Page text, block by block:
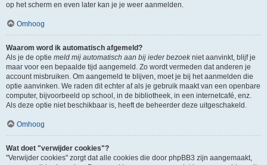
op het scherm en even later kan je je weer aanmelden.
Omhoog
Waarom word ik automatisch afgemeld?
Als je de optie meld mij automatisch aan bij ieder bezoekniet aanvinkt, blijf je
maar voor een bepaalde tijd aangemeld. Zo wordt vermeden dat anderen je
account misbruiken. Om aangemeld te blijven, moet je bij het aanmelden die
optie aanvinken. We raden dit echter af als je gebruik maakt van een openbare
computer, bijvoorbeeld op school, in de bibliotheek, in een internetcafé, enz.
Als deze optie niet beschikbaar is, heeft de beheerder deze uitgeschakeld.
Omhoog
Wat doet "verwijder cookies"?
"Verwijder cookies" zorgt dat alle cookies die door phpBB3 zijn aangemaakt,